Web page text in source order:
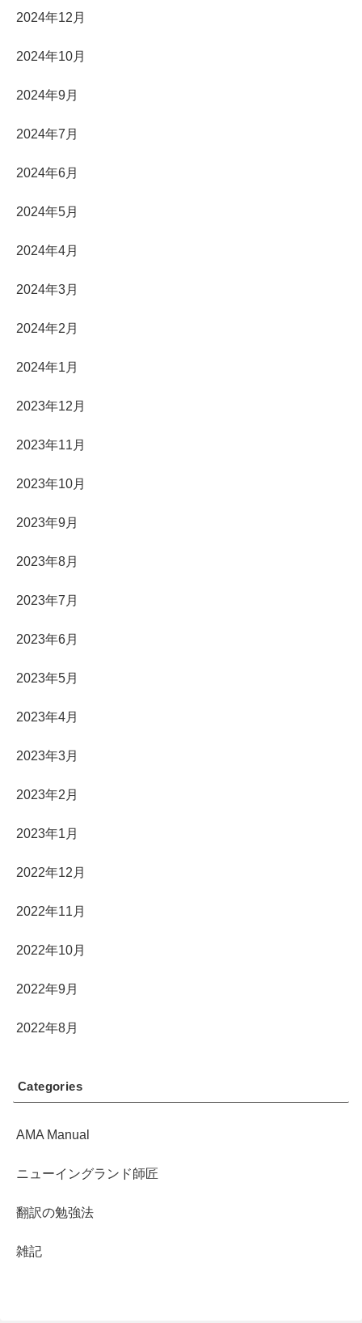
2024年12月
2024年10月
2024年9月
2024年7月
2024年6月
2024年5月
2024年4月
2024年3月
2024年2月
2024年1月
2023年12月
2023年11月
2023年10月
2023年9月
2023年8月
2023年7月
2023年6月
2023年5月
2023年4月
2023年3月
2023年2月
2023年1月
2022年12月
2022年11月
2022年10月
2022年9月
2022年8月
Categories
AMA Manual
ニューイングランド師匠
翻訳の勉強法
雑記